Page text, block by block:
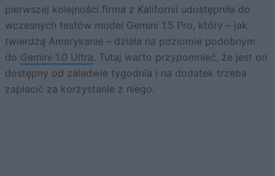
pierwszej kolejności firma z Kalifornii udostępniła do
wczesnych testów model Gemini 1.5 Pro, który – jak
twierdzą Amerykanie – działa na poziomie podobnym
do Gemini 1.0 Ultra. Tutaj warto przypomnieć, że jest on
dostępny od zaledwie tygodnia i na dodatek trzeba
zapłacić za korzystanie z niego.